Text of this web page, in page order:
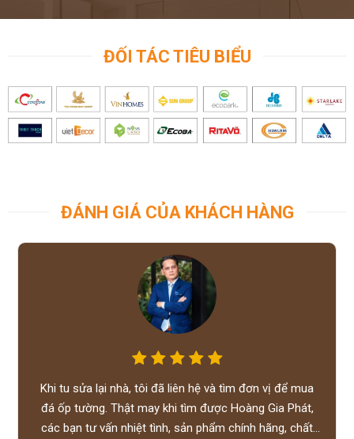
ĐỐI TÁC TIÊU BIỂU
ĐÁNH GIÁ CỦA KHÁCH HÀNG
Khi tu sửa lại nhà, tôi đã liên hệ và tìm đơn vị để mua
đá ốp tường. Thật may khi tìm được Hoàng Gia Phát,
các bạn tư vấn nhiệt tình, sản phẩm chính hãng, chất